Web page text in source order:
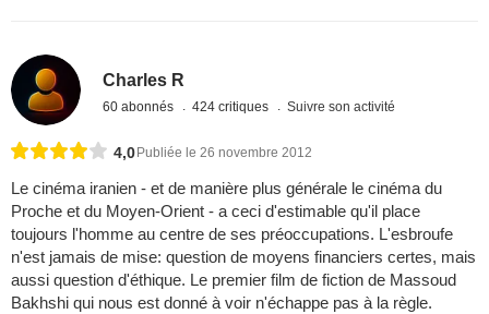
Charles R
60 abonnés 424 critiques Suivre son activité
4,0Publiée le 26 novembre 2012
Le cinéma iranien - et de manière plus générale le cinéma du
Proche et du Moyen-Orient - a ceci d'estimable qu'il place
toujours l'homme au centre de ses préoccupations. L'esbroufe
n'est jamais de mise: question de moyens financiers certes, mais
aussi question d'éthique. Le premier film de fiction de Massoud
Bakhshi qui nous est donné à voir n'échappe pas à la règle.